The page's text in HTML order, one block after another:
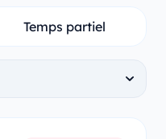
Temps partiel